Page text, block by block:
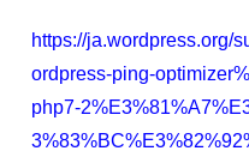
https://ja.wordpress.org/
ordpress-ping-
php7-